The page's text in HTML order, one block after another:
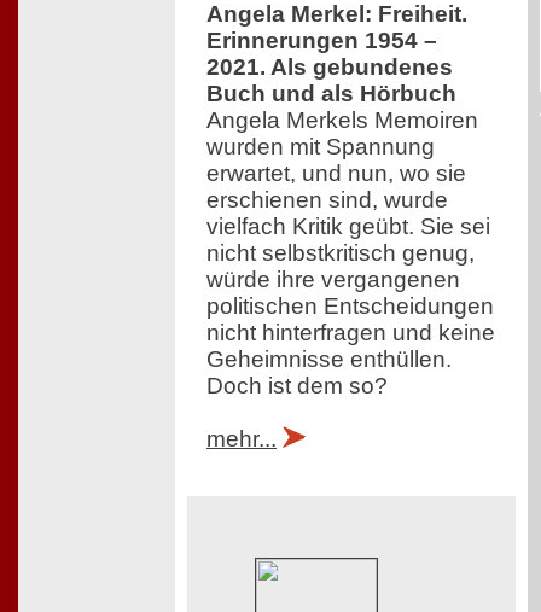
Angela Merkel: Freiheit.
Erinnerungen 1954 –
2021. Als gebundenes
Buch und als Hörbuch
Angela Merkels Memoiren
wurden mit Spannung
erwartet, und nun, wo sie
erschienen sind, wurde
vielfach Kritik geübt. Sie sei
nicht selbstkritisch genug,
würde ihre vergangenen
politischen Entscheidungen
nicht hinterfragen und keine
Geheimnisse enthüllen.
Doch ist dem so?
mehr...